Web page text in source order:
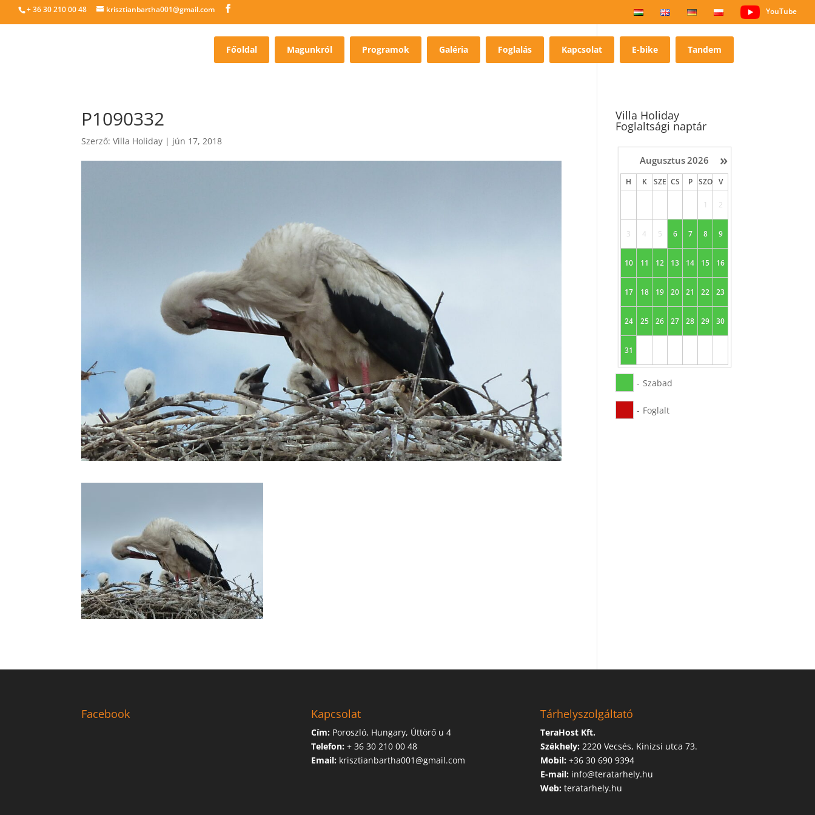
+ 36 30 210 00 48 krisztianbartha001@gmail.com YouTube
Főoldal Magunkról Programok Galéria Foglalás Kapcsolat E-bike Tandem
P1090332
Szerző:Villa Holiday | jún 17, 2018
Villa Holiday
Foglaltsági naptár
»
Augusztus2026
H K SZE CS P SZO V
1 2
3 4 5 6 7 8 9
10 11 12 13 14 15 16
17 18 19 20 21 22 23
24 25 26 27 28 29 30
31
- Szabad
- Foglalt
Facebook Kapcsolat
Cím: Poroszló, Hungary, Úttörő u 4
Telefon:+ 36 30 210 00 48
Email:krisztianbartha001@gmail.com
Tárhelyszolgáltató
TeraHost Kft.
Székhely: 2220 Vecsés, Kinizsi utca 73.
Mobil: +36 30 690 9394
E-mail: info@teratarhely.hu
Web: teratarhely.hu